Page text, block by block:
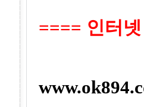
==== 인터